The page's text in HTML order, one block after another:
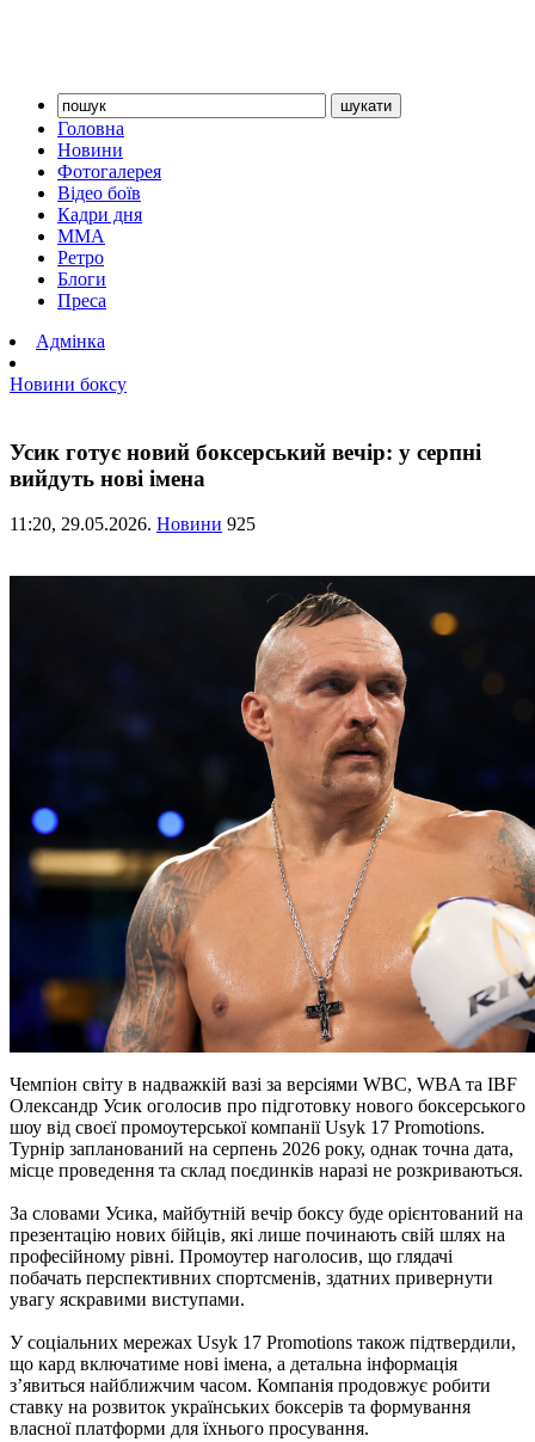
Головна
Новини
Фотогалерея
Відео боїв
Кадри дня
ММА
Ретро
Блоги
Преса
Адмінка
Новини боксу
Усик готує новий боксерський вечір: у серпні
вийдуть нові імена
11:20, 29.05.2026. Новини 925
Чемпіон світу в надважкій вазі за версіями WBC, WBA та IBF
Олександр Усик оголосив про підготовку нового боксерського
шоу від своєї промоутерської компанії Usyk 17 Promotions.
Турнір запланований на серпень 2026 року, однак точна дата,
місце проведення та склад поєдинків наразі не розкриваються.
За словами Усика, майбутній вечір боксу буде орієнтований на
презентацію нових бійців, які лише починають свій шлях на
професійному рівні. Промоутер наголосив, що глядачі
побачать перспективних спортсменів, здатних привернути
увагу яскравими виступами.
У соціальних мережах Usyk 17 Promotions також підтвердили,
що кард включатиме нові імена, а детальна інформація
з’явиться найближчим часом. Компанія продовжує робити
ставку на розвиток українських боксерів та формування
власної платформи для їхнього просування.